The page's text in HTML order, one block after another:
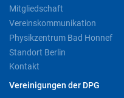
Mitgliedschaft
Vereinskommunikation
Physikzentrum Bad Honnef
Standort Berlin
Kontakt
Vereinigungen der DPG